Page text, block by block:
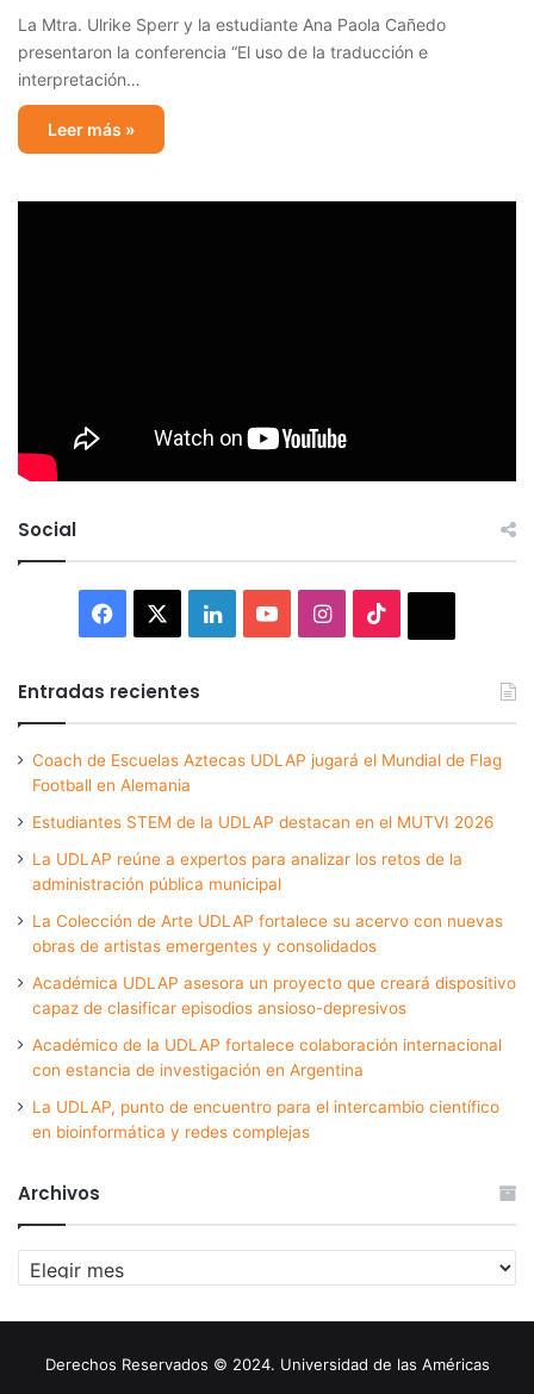
La Mtra. Ulrike Sperr y la estudiante Ana Paola Cañedo
presentaron la conferencia “El uso de la traducción e
interpretación…
Leer más »
Social
Facebook LinkedInYouTubeInstagram
Entradas recientes
Coach de Escuelas Aztecas UDLAP jugará el Mundial de Flag
Football en Alemania
Estudiantes STEM de la UDLAP destacan en el MUTVI 2026
La UDLAP reúne a expertos para analizar los retos de la
administración pública municipal
La Colección de Arte UDLAP fortalece su acervo con nuevas
obras de artistas emergentes y consolidados
Académica UDLAP asesora un proyecto que creará dispositivo
capaz de clasificar episodios ansioso-depresivos
Académico de la UDLAP fortalece colaboración internacional
con estancia de investigación en Argentina
La UDLAP, punto de encuentro para el intercambio científico
en bioinformática y redes complejas
Archivos
Archivos
Derechos Reservados © 2024. Universidad de las Américas